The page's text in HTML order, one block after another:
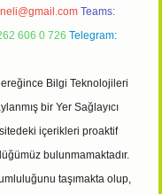
Teams:
606 0 726 Telegram:
Bilgi Teknolojileri
bir Yer Sağlayıcı
içerikleri proaktif
bulunmamaktadır.
taşımakta olup,